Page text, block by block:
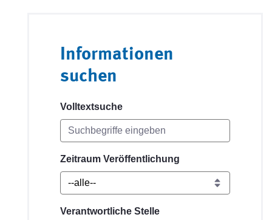
Informationen
suchen
Volltextsuche
Zeitraum Veröffentlichung
Verantwortliche Stelle